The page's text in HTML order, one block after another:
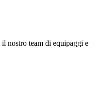
nostro team di equipaggi e